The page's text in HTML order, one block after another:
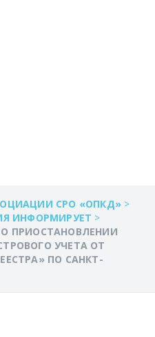
СРО «ОПКД» >
ИНФОРМИРУЕТ >
ПРИОСТАНОВЛЕНИИ
УЧЕТА ОТ
ПО САНКТ-